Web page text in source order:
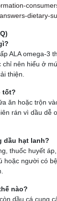
dietary-
ALA omega-3
chỉ nên hiểu ở
thiện.
tốt?
ăn hoặc trộn
rán vì dầu dễ
dầu hạt lanh?
thuốc huyết
hoặc người có
nào?
dầu cá cung